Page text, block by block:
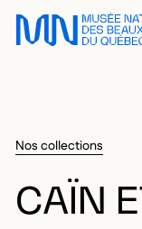
Sauter au menu
Sauter au contenu
Sauter au pied de
Nos collections
CAÏN